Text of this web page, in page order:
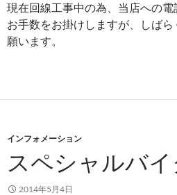
現在回線工事中の為、当店への電
お手数をお掛けしますが、しば
願います。
インフォメーション
スペシャルバイ
2014年5月4日